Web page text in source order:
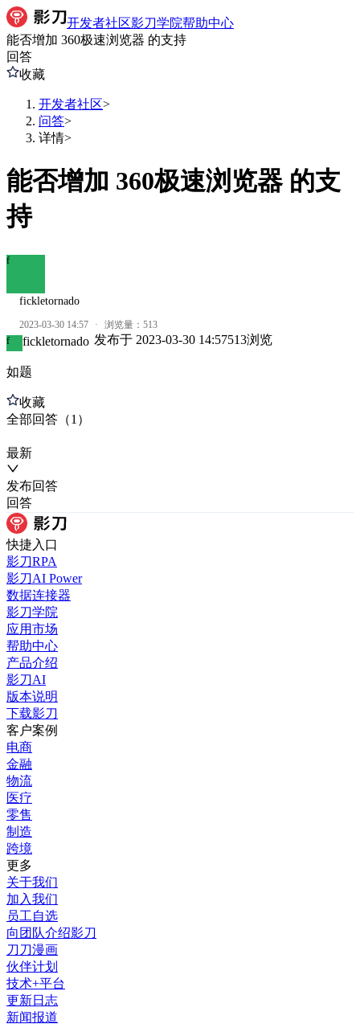
开发者社区影刀学院帮助中心
能否增加 360极速浏览器 的支持
回答
收藏
开发者社区>
问答>
详情>
能否增加 360极速浏览器 的支
持
f
fickletornado
2023-03-30 14:57 · 浏览量： 513
f
fickletornado 发布于 2023-03-30 14:57513浏览
如题
收藏
全部回答 （1 ）
最新
发布回答
回答
快捷入口
影刀RPA
影刀AI Power
数据连接器
影刀学院
应用市场
帮助中心
产品介绍
影刀AI
版本说明
下载影刀
客户案例
电商
金融
物流
医疗
零售
制造
跨境
更多
关于我们
加入我们
员工自选
向团队介绍影刀
刀刀漫画
伙伴计划
技术+平台
更新日志
新闻报道